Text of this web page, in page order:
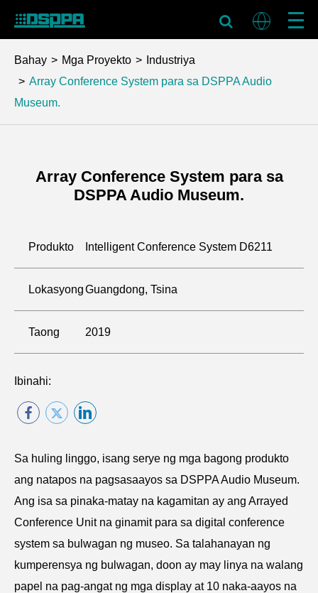
Bahay Mga Proyekto
Industriya
Array Conference System para sa DSPPA Audio
Museum.
Array Conference System para sa
DSPPA Audio Museum.
Produkto Intelligent Conference System D6211
LokasyongGuangdong, Tsina
Taong 2019
Ibinahi:
Sa huling linggo, isang serye ng mga bagong produkto
ang natapos na pagsasaayos sa DSPPA Audio Museum.
Ang isa sa pinaka-matay na kagamitan ay ang Arrayed
Conference Unit na ginamit para sa digital conference
system sa bulwagan ng museo. Sa talahanayan ng
kumperensya ng bulwagan, doon ay may linya na walang
papel na pag-angat ng mga display at 10 naka-aayos na